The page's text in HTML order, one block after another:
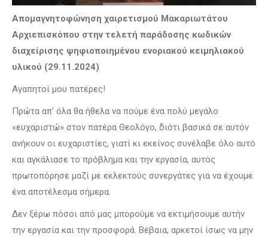
Απομαγνητοφώνηση χαιρετισμού Μακαριωτάτου
Αρχιεπισκόπου στην τελετή παράδοσης κωδικών
διαχείρισης ψηφιοποιημένου ενοριακού κειμηλιακού
υλικού (29.11.2024)
Αγαπητοί μου πατέρες!
Πρώτα απ’ όλα θα ήθελα να πούμε ένα πολύ μεγάλο
«ευχαριστώ» στον πατέρα Θεολόγο, διότι βασικά σε αυτόν
ανήκουν οι ευχαριστίες, γιατί κι εκείνος συνέλαβε όλο αυτό
και αγκάλιασε το πρόβλημα και την εργασία, αυτός
πρωτοπόρησε μαζί με εκλεκτούς συνεργάτες για να έχουμε
ένα αποτέλεσμα σήμερα.
Δεν ξέρω πόσοι από μας μπορούμε να εκτιμήσουμε αυτήν
την εργασία και την προσφορά. Βέβαια, αρκετοί ίσως να μην